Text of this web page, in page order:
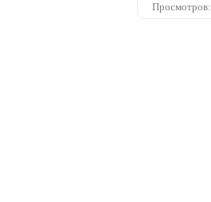
Просмотров: